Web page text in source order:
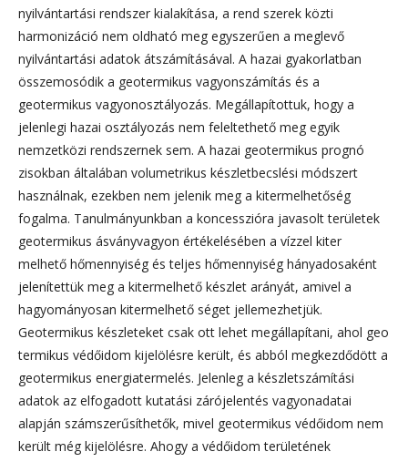
nyilvántartási rendszer kialakítása, a rend szerek közti
harmonizáció nem oldható meg egyszerűen a meglevő
nyilvántartási adatok átszámításával. A hazai gyakorlatban
összemosódik a geotermikus vagyonszámítás és a
geotermikus vagyonosztályozás. Megállapítottuk, hogy a
jelenlegi hazai osztályozás nem feleltethető meg egyik
nemzetközi rendszernek sem. A hazai geotermikus prognó
zisokban általában volumetrikus készletbecslési módszert
használnak, ezekben nem jelenik meg a kitermelhetőség
fogalma. Tanulmányunkban a koncesszióra javasolt területek
geotermikus ásványvagyon értékelésében a vízzel kiter
melhető hőmennyiség és teljes hőmennyiség hányadosaként
jelenítettük meg a kitermelhető készlet arányát, amivel a
hagyományosan kitermelhető séget jellemezhetjük.
Geotermikus készleteket csak ott lehet megállapítani, ahol geo
termikus védőidom kijelölésre került, és abból megkezdődött a
geotermikus energiatermelés. Jelenleg a készletszámítási
adatok az elfogadott kutatási zárójelentés vagyonadatai
alapján számszerűsíthetők, mivel geotermikus védőidom nem
került még kijelölésre. Ahogy a védőidom területének